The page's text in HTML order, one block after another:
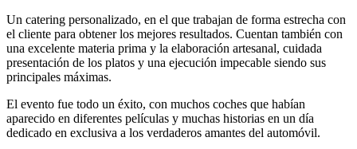
Un catering personalizado, en el que trabajan de forma estrecha con
el cliente para obtener los mejores resultados. Cuentan también con
una excelente materia prima y la elaboración artesanal, cuidada
presentación de los platos y una ejecución impecable siendo sus
principales máximas.
El evento fue todo un éxito, con muchos coches que habían
aparecido en diferentes películas y muchas historias en un día
dedicado en exclusiva a los verdaderos amantes del automóvil.